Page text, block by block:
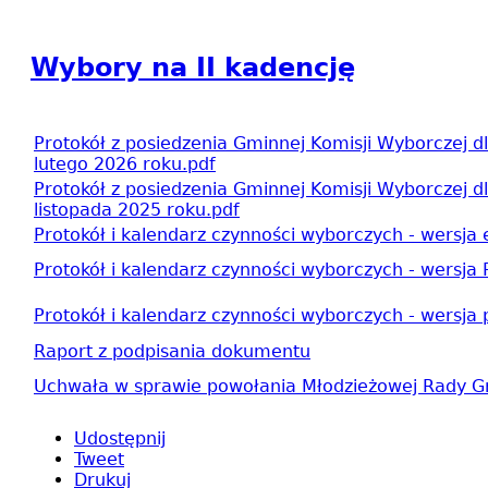
Wybory na II kadencję
Protokół z posiedzenia Gminnej Komisji Wyborczej
lutego 2026 roku.pdf
Protokół z posiedzenia Gminnej Komisji Wyborczej
listopada 2025 roku.pdf
Protokół i kalendarz czynności wyborczych - wersja
Protokół i kalendarz czynności wyborczych - wersja
Protokół i kalendarz czynności wyborczych - wersja
Raport z podpisania dokumentu
Uchwała w sprawie powołania Młodzieżowej Rady
Udostępnij
Tweet
Drukuj